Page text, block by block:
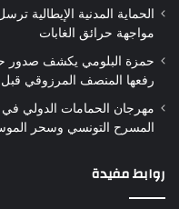
الحماية المدنية الإيطالية
مواجهة حرائق الغابات
حمزة البلومي يكشف صدور
رفعها المنصف المرزوقي قبل 12 عاما
المسرح التونسي وسحر
روابط مفيدة